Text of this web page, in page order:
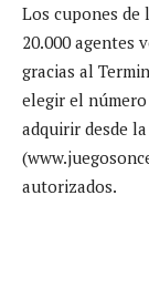
Los cupones de
20.000 agentes
gracias al
elegir el número
adquirir desde
autorizados.